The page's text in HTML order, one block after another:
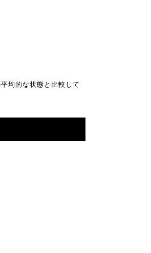
均的な状態と比較して